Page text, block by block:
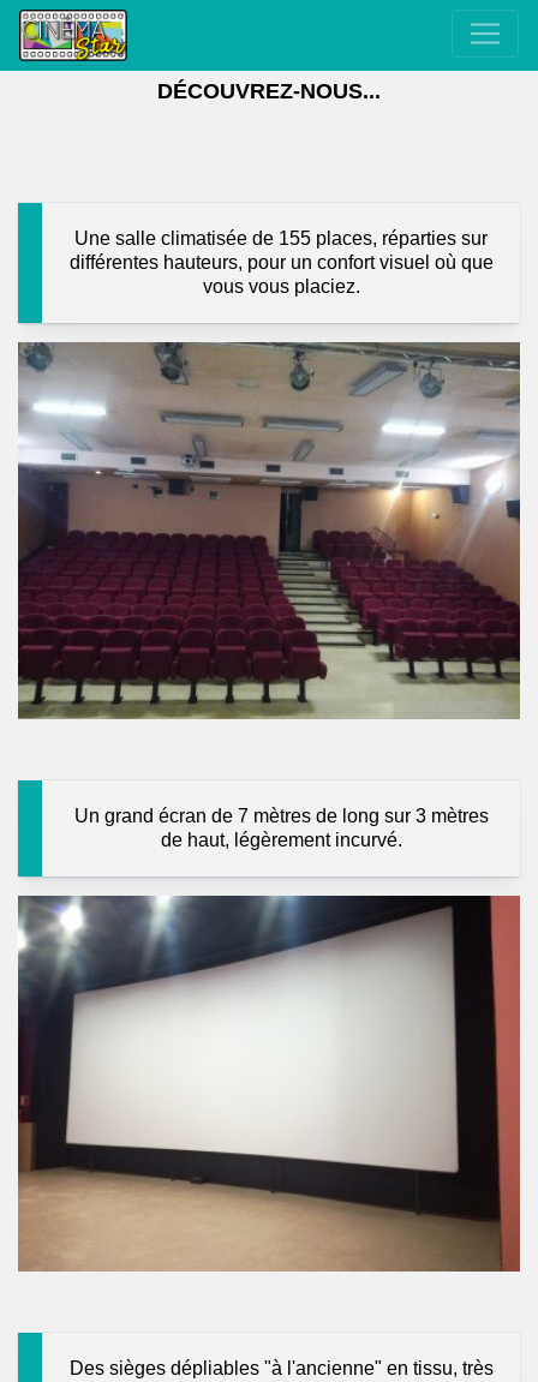
DÉCOUVREZ-NOUS...
Une salle climatisée de 155 places, réparties sur
différentes hauteurs, pour un confort visuel où que
vous vous placiez.
Un grand écran de 7 mètres de long sur 3 mètres
de haut, légèrement incurvé.
Des sièges dépliables "à l'ancienne" en tissu, très